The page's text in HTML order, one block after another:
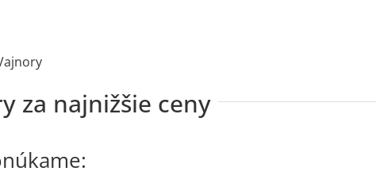
za najnižšie ceny